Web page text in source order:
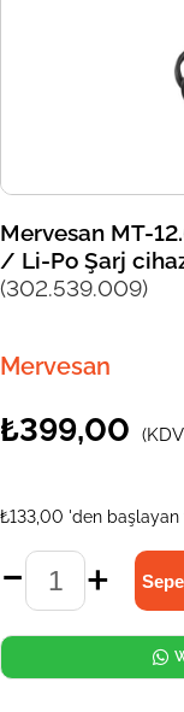
Mervesan MT-
/ Li-Po Şarj
(302.539.009)
Mervesan
₺399,00
₺133,00 'den